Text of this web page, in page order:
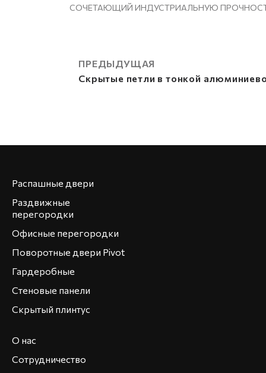
СОЧЕТАЮЩИЙ ИНДУСТРИАЛЬНУЮ
ПРЕДЫДУЩАЯ
Распашные двери
Раздвижные
перегородки
Офисные перегородки
Поворотные двери Pivot
Гардеробные
Стеновые панели
Скрытый плинтус
О нас
Сотрудничество